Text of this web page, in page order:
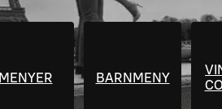
MENYER BARNMENY